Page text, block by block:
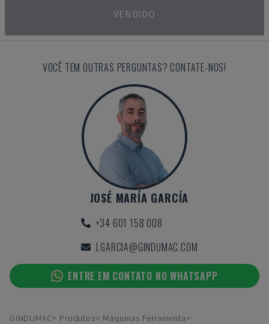
VENDIDO
VOCÊ TEM OUTRAS PERGUNTAS? CONTATE-NOS!
JOSÉ MARÍA GARCÍA
+34 601 158 008
J.GARCIA@GINDUMAC.COM
ENTRE EM CONTATO NO WHATSAPP
GINDUMAC Produtos
Máquinas Ferramenta